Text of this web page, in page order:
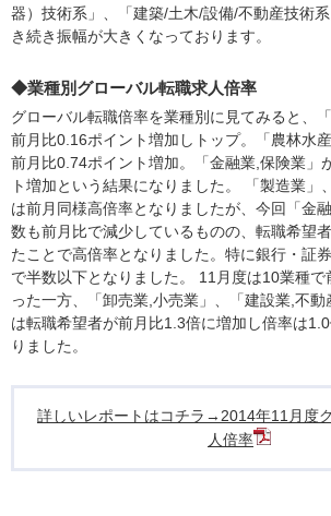
器）技術系」、「建築/土木/設備/不動産技術系
き続き振幅が大きくなっております。
◆業種別グローバル転職求人倍率
グローバル転職倍率を業種別に見てみると、
前月比0.16ポイント増加しトップ。「農林水
前月比0.74ポイント増加。「金融業,保険業」
ト増加という結果になりました。 「製造業」
は前月同様高倍率となりましたが、今回「金
数も前月比で減少しているものの、転職希望
たことで高倍率となりました。特に銀行・証
で半数以下となりました。 11月度は10業種
った一方、「卸売業,小売業」、「建設業,不
は転職希望者が前月比1.3倍に増加し倍率は
りました。
詳しいレポートはコチラ→2014年11月度
人倍率